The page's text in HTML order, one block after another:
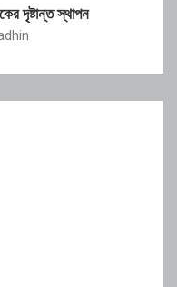
দৃষ্টান্ত স্থাপন